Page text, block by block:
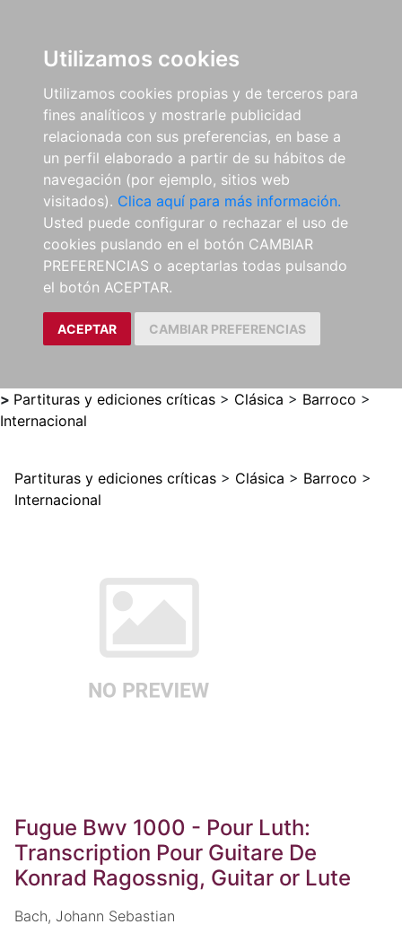
Utilizamos cookies
Utilizamos cookies propias y de terceros para
fines analíticos y mostrarle publicidad
relacionada con sus preferencias, en base a
un perfil elaborado a partir de su hábitos de
navegación (por ejemplo, sitios web
visitados). Clica aquí para más información.
Usted puede configurar o rechazar el uso de
cookies puslando en el botón CAMBIAR
PREFERENCIAS o aceptarlas todas pulsando
el botón ACEPTAR.
ACEPTAR CAMBIAR PREFERENCIAS
> Partituras y ediciones críticas > Clásica > Barroco >
Internacional
Partituras y ediciones críticas > Clásica > Barroco >
Internacional
Fugue Bwv 1000 - Pour Luth:
Transcription Pour Guitare De
Konrad Ragossnig, Guitar or Lute
Bach, Johann Sebastian